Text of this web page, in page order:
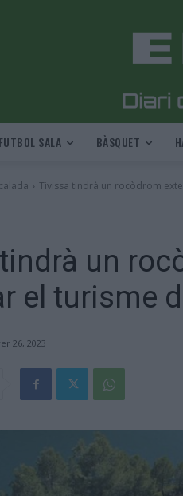
FUTBOL SALA BÀSQUET
Tivissa tindrà un rocòdrom
un
el turisme
26, 2023